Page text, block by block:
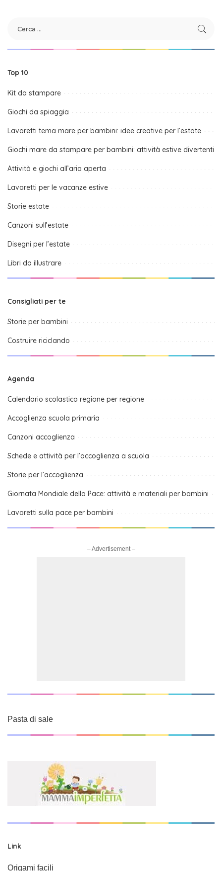
Top 10
Kit da stampare
Giochi da spiaggia
Lavoretti tema mare per bambini: idee creative per l’estate
Giochi mare da stampare per bambini: attività estive divertenti
Attività e giochi all’aria aperta
Lavoretti per le vacanze estive
Storie estate
Canzoni sull’estate
Disegni per l’estate
Libri da illustrare
Consigliati per te
Storie per bambini
Costruire riciclando
Agenda
Calendario scolastico regione per regione
Accoglienza scuola primaria
Canzoni accoglienza
Schede e attività per l’accoglienza a scuola
Storie per l’accoglienza
Giornata Mondiale della Pace: attività e materiali per bambini
Lavoretti sulla pace per bambini
– Advertisement –
Pasta di sale
Link
Origami facili